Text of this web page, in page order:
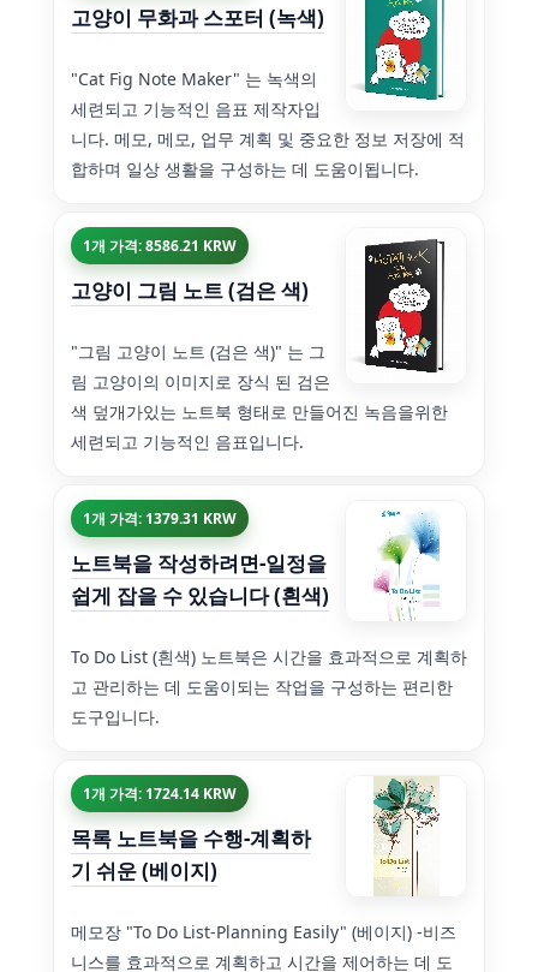
고양이 무화과 스포터 (녹색)
"Cat Fig Note Maker" 는 녹색의
세련되고 기능적인 음표 제작자입
니다. 메모, 메모, 업무 계획 및 중요한 정보 저장에 적
합하며 일상 생활을 구성하는 데 도움이됩니다.
1개 가격: 8586.21 KRW
고양이 그림 노트 (검은 색)
"그림 고양이 노트 (검은 색)" 는 그
림 고양이의 이미지로 장식 된 검은
색 덮개가있는 노트북 형태로 만들어진 녹음을위한
세련되고 기능적인 음표입니다.
1개 가격: 1379.31 KRW
노트북을 작성하려면-일정을
쉽게 잡을 수 있습니다 (흰색)
To Do List (흰색) 노트북은 시간을 효과적으로 계획하
고 관리하는 데 도움이되는 작업을 구성하는 편리한
도구입니다.
1개 가격: 1724.14 KRW
목록 노트북을 수행-계획하
기 쉬운 (베이지)
메모장 "To Do List-Planning Easily" (베이지) -비즈
니스를 효과적으로 계획하고 시간을 제어하는 데 도